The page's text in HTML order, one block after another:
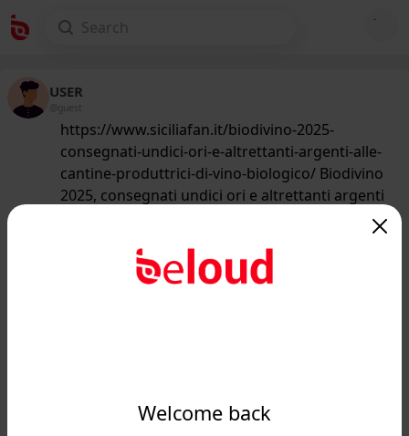
Welcome back
USER
@guest
https://www.siciliafan.it/biodivino-2025-
consegnati-undici-ori-e-altrettanti-argenti-alle-
cantine-produttrici-di-vino-biologico/ Biodivino
2025, consegnati undici ori e altrettanti argenti
231/50